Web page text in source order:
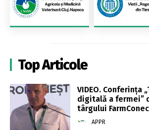
Top Articole
VIDEO. Conferința
digitală a fermei”
târgului
APPR